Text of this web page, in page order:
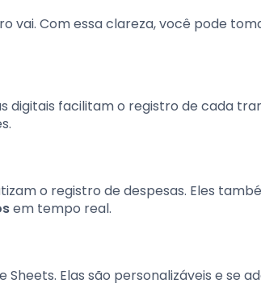
vai. Com essa clareza, você pode
digitais facilitam o registro de cada
o registro de despesas. Eles
em tempo real.
Elas são personalizáveis e se